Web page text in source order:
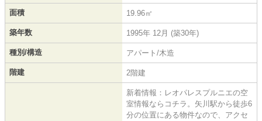
面積 19.96㎡
築年数 1995年 12月 (築30年)
種別/構造 アパート/木造
階建 2階建
新着情報：レオパレスプルニエの空
室情報ならコチラ。矢川駅から徒歩6
分の位置にある物件なので、アクセ